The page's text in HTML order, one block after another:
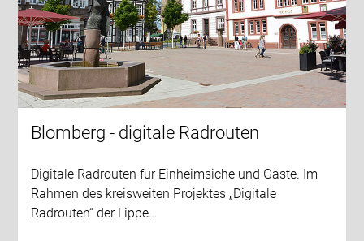
Blomberg - digitale Radrouten
Digitale Radrouten für Einheimsiche und Gäste. Im
Rahmen des kreisweiten Projektes „Digitale
Radrouten“ der Lippe…